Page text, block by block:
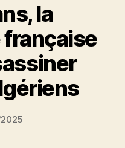
la
Auteur
a
S
N